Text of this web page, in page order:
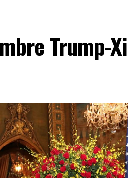
Trump-